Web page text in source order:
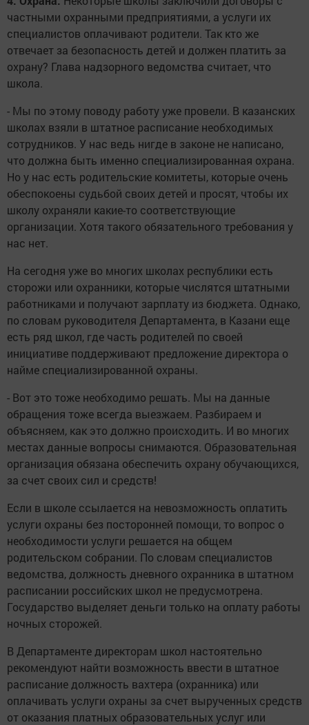
частными охранными предприятиями, а услуги их
специалистов оплачивают родители. Так кто же
отвечает за безопасность детей и должен платить за
охрану? Глава надзорного ведомства считает, что
школа.
- Мы по этому поводу работу уже провели. В казанских
школах взяли в штатное расписание необходимых
сотрудников. У нас ведь нигде в законе не написано,
что должна быть именно специализированная охрана.
Но у нас есть родительские комитеты, которые очень
обеспокоены судьбой своих детей и просят, чтобы их
школу охраняли какие-то соответствующие
организации. Хотя такого обязательного требования у
нас нет.
На сегодня уже во многих школах республики есть
сторожи или охранники, которые числятся штатными
работниками и получают зарплату из бюджета. Однако,
по словам руководителя Департамента, в Казани еще
есть ряд школ, где часть родителей по своей
инициативе поддерживают предложение директора о
найме специализированной охраны.
- Вот это тоже необходимо решать. Мы на данные
обращения тоже всегда выезжаем. Разбираем и
объясняем, как это должно происходить. И во многих
местах данные вопросы снимаются. Образовательная
организация обязана обеспечить охрану обучающихся,
за счет своих сил и средств!
Если в школе ссылается на невозможность оплатить
услуги охраны без посторонней помощи, то вопрос о
необходимости услуги решается на общем
родительском собрании. По словам специалистов
ведомства, должность дневного охранника в штатном
расписании российских школ не предусмотрена.
Государство выделяет деньги только на оплату работы
ночных сторожей.
В Департаменте директорам школ настоятельно
рекомендуют найти возможность ввести в штатное
расписание должность вахтера (охранника) или
оплачивать услуги охраны за счет вырученных средств
от оказания платных образовательных услуг или